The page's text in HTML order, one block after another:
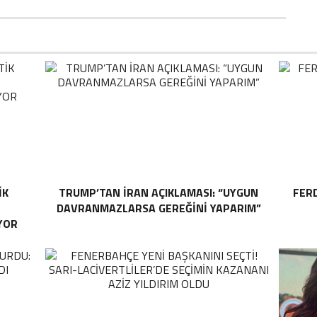
TRUMP’TAN İRAN AÇIKLAMASI: “UYGUN
DAVRANMAZLARSA GEREĞINI YAPARIM”